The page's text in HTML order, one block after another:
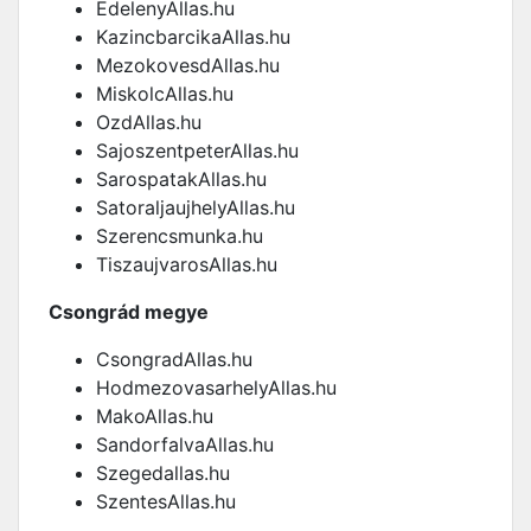
EdelenyAllas.hu
KazincbarcikaAllas.hu
MezokovesdAllas.hu
MiskolcAllas.hu
OzdAllas.hu
SajoszentpeterAllas.hu
SarospatakAllas.hu
SatoraljaujhelyAllas.hu
Szerencsmunka.hu
TiszaujvarosAllas.hu
Csongrád megye
CsongradAllas.hu
HodmezovasarhelyAllas.hu
MakoAllas.hu
SandorfalvaAllas.hu
Szegedallas.hu
SzentesAllas.hu